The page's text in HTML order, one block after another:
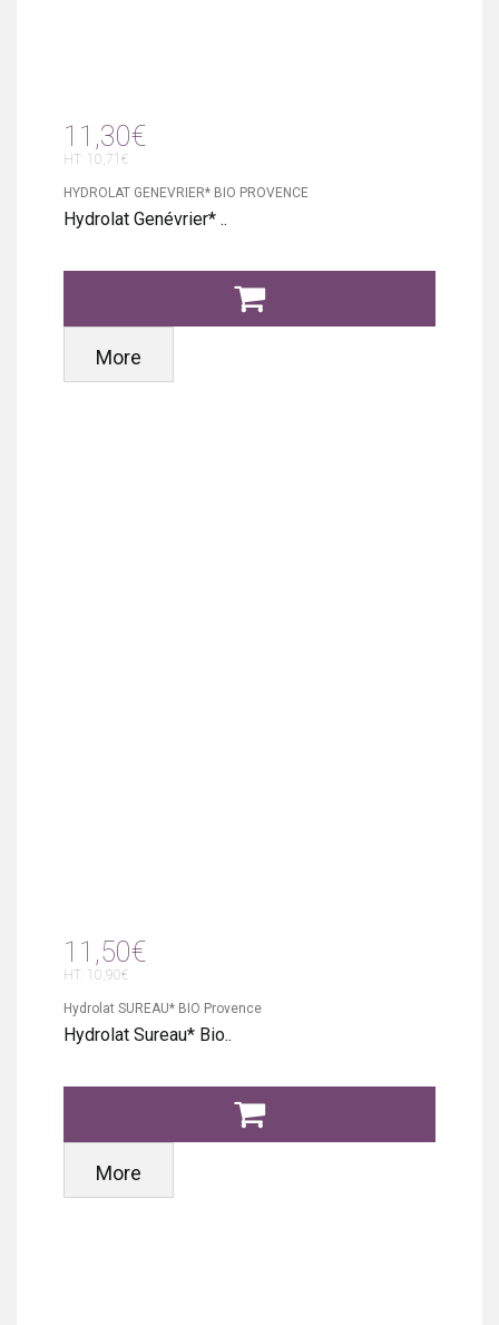
11,30€
HT: 10,71€
HYDROLAT GENEVRIER* BIO PROVENCE
Hydrolat Genévrier* ..
More
11,50€
HT: 10,90€
Hydrolat SUREAU* BIO Provence
Hydrolat Sureau* Bio..
More